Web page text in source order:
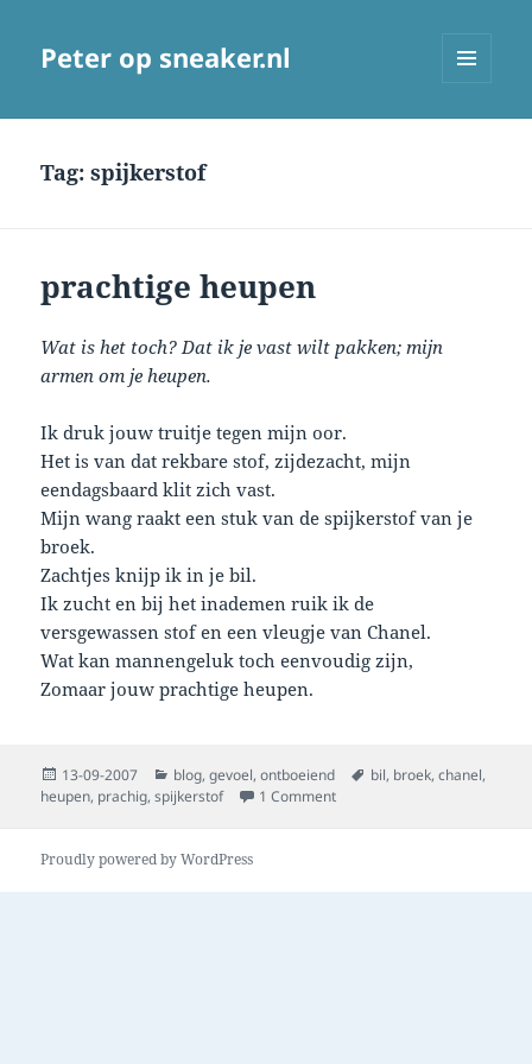
Peter op sneaker.nl
Tag:spijkerstof
prachtige heupen
Wat is het toch? Dat ik je vast wilt pakken; mijn
armen om je heupen.
Ik druk jouw truitje tegen mijn oor.
Het is van dat rekbare stof, zijdezacht, mijn
eendagsbaard klit zich vast.
Mijn wang raakt een stuk van de spijkerstof van je
broek.
Zachtjes knijp ik in je bil.
Ik zucht en bij het inademen ruik ik de
versgewassen stof en een vleugje van Chanel.
Wat kan mannengeluk toch eenvoudig zijn,
Zomaar jouw prachtige heupen.
Posted
on
13-09-2007 Categories
blog,gevoel,ontboeiend Tags
bil, broek,chanel,
heupen, prachig,spijkerstof 1 Commenton prachtige heupen
Proudly powered by WordPress